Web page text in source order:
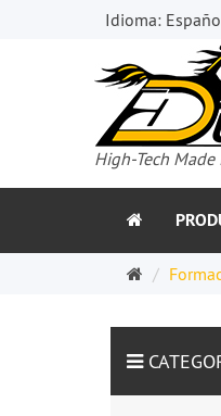
Idioma:
High-Tech Made
Página